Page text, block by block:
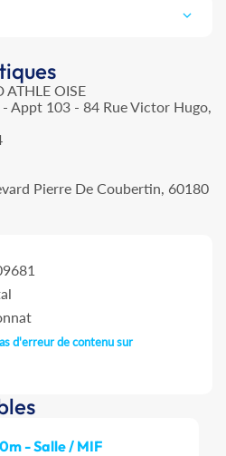
ATHLE OISE
Appt 103 - 84 Rue Victor Hugo,
Pierre De Coubertin, 60180
d'erreur de contenu sur
- Salle / MIF